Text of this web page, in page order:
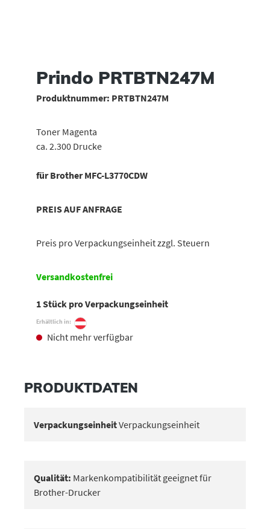
Prindo PRTBTN247M
Produktnummer: PRTBTN247M
Toner Magenta
ca. 2.300 Drucke
für Brother MFC-L3770CDW
PREIS AUF ANFRAGE
Preis pro Verpackungseinheit zzgl. Steuern
Versandkostenfrei
1 Stück pro Verpackungseinheit
Erhältlich in:
Nicht mehr verfügbar
PRODUKTDATEN
VerpackungseinheitVerpackungseinheit
Qualität: Markenkompatibilität geeignet für
Brother-Drucker